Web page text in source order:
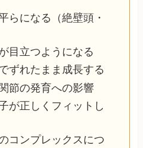
らになる（絶壁頭・
目立つようになる
ずれたまま成長する
節の発育への影響
が正しくフィットし
コンプレックスにつ